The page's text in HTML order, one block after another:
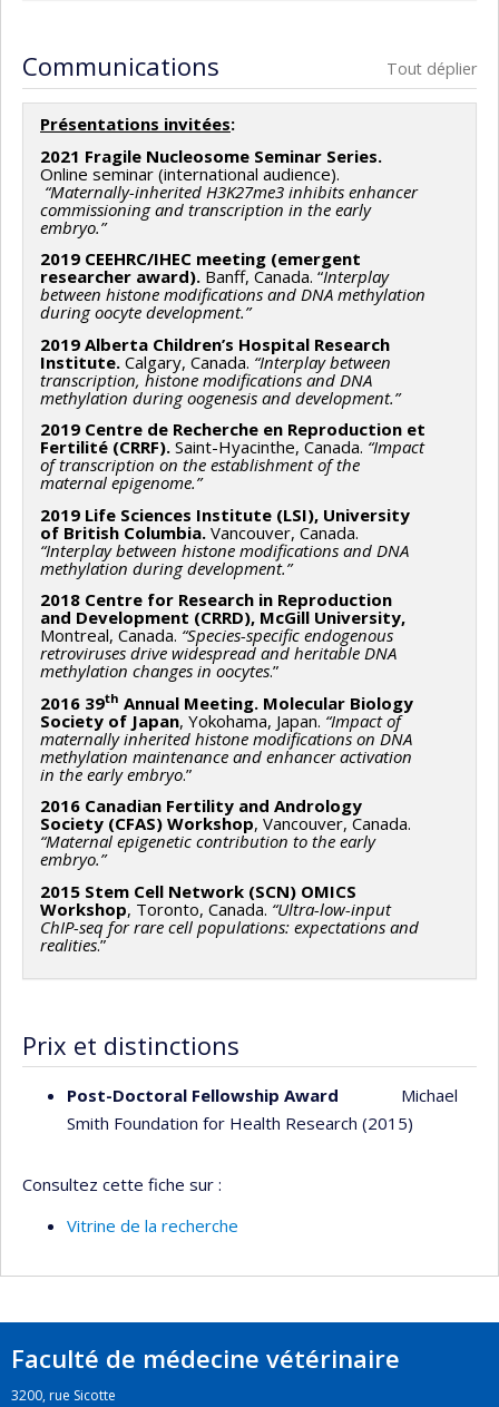
Communications Tout déplier
Présentations invitées:
2021 Fragile Nucleosome Seminar Series.
Online seminar (international audience).
“Maternally-inherited H3K27me3 inhibits enhancer
commissioning and transcription in the early
embryo.”
2019 CEEHRC/IHEC meeting (emergent
researcher award). Banff, Canada. “Interplay
between histone modifications and DNA methylation
during oocyte development.”
2019 Alberta Children’s Hospital Research
Institute. Calgary, Canada. “Interplay between
transcription, histone modifications and DNA
methylation during oogenesis and development.”
2019 Centre de Recherche en Reproduction et
Fertilité (CRRF). Saint-Hyacinthe, Canada. “Impact
of transcription on the establishment of the
maternal epigenome.”
2019 Life Sciences Institute (LSI), University
of British Columbia. Vancouver, Canada.
“Interplay between histone modifications and DNA
methylation during development.”
2018 Centre for Research in Reproduction
and Development (CRRD), McGill University,
Montreal, Canada. “Species-specific endogenous
retroviruses drive widespread and heritable DNA
methylation changes in oocytes.”
2016 39th Annual Meeting. Molecular Biology
Society of Japan, Yokohama, Japan. “Impact of
maternally inherited histone modifications on DNA
methylation maintenance and enhancer activation
in the early embryo.”
2016 Canadian Fertility and Andrology
Society (CFAS) Workshop, Vancouver, Canada.
“Maternal epigenetic contribution to the early
embryo.”
2015 Stem Cell Network (SCN) OMICS
Workshop, Toronto, Canada. “Ultra-low-input
ChIP-seq for rare cell populations: expectations and
realities.”
Prix et distinctions
Post-Doctoral Fellowship Award Michael
Smith Foundation for Health Research (2015)
Consultez cette fiche sur :
Vitrine de la recherche
Faculté de médecine vétérinaire
3200, rue Sicotte